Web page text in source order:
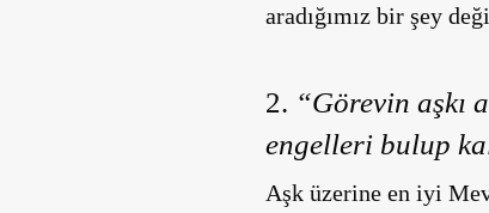
aradığımız bir şey
2. “Görevin aşkı
engelleri bulup
Aşk üzerine en iyi